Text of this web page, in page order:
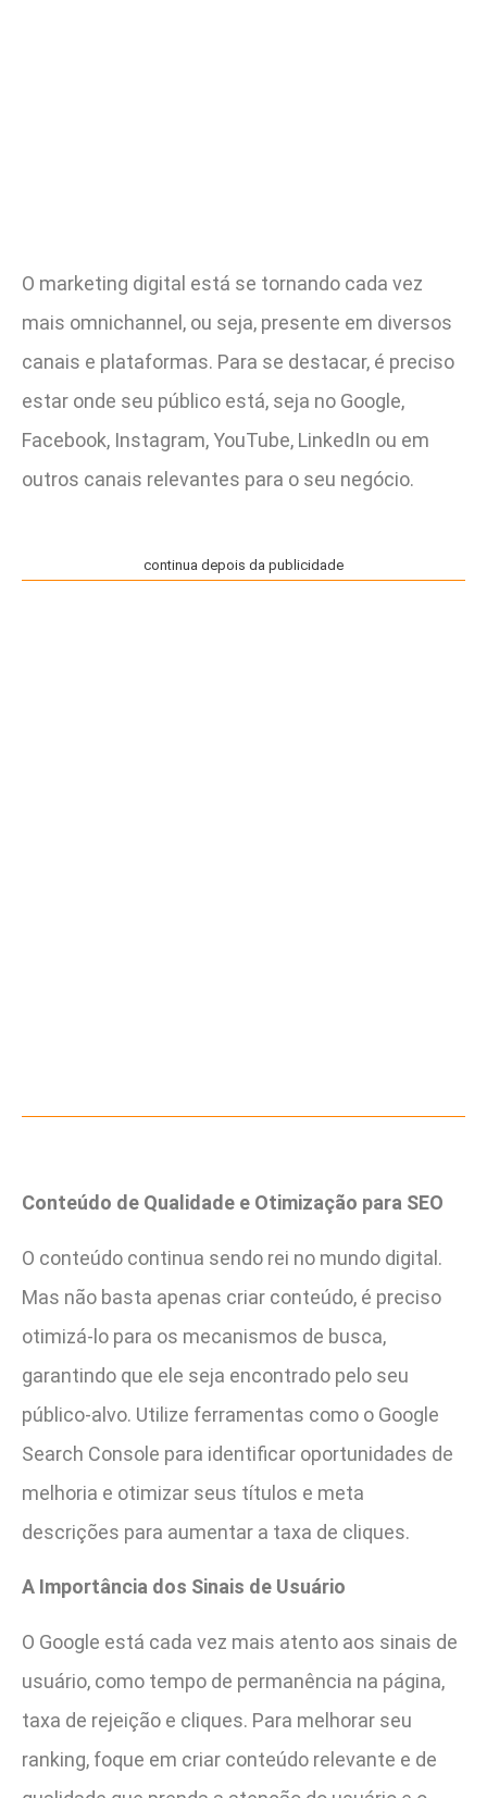
O marketing digital está se tornando cada vez
mais omnichannel, ou seja, presente em diversos
canais e plataformas. Para se destacar, é preciso
estar onde seu público está, seja no Google,
Facebook, Instagram, YouTube, LinkedIn ou em
outros canais relevantes para o seu negócio.
continua depois da publicidade
Conteúdo de Qualidade e Otimização para SEO
O conteúdo continua sendo rei no mundo digital.
Mas não basta apenas criar conteúdo, é preciso
otimizá-lo para os mecanismos de busca,
garantindo que ele seja encontrado pelo seu
público-alvo. Utilize ferramentas como o Google
Search Console para identificar oportunidades de
melhoria e otimizar seus títulos e meta
descrições para aumentar a taxa de cliques.
A Importância dos Sinais de Usuário
O Google está cada vez mais atento aos sinais de
usuário, como tempo de permanência na página,
taxa de rejeição e cliques. Para melhorar seu
ranking, foque em criar conteúdo relevante e de